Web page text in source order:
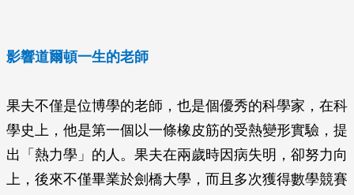
影響道爾頓一生的老師
果夫不僅是位博學的老師，也是個優秀的科學家，在科
學史上，他是第一個以一條橡皮筋的受熱變形實驗，提
出「熱力學」的人。果夫在兩歲時因病失明，卻努力向
上，後來不僅畢業於劍橋大學，而且多次獲得數學競賽